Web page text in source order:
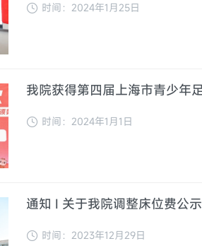
时间：2024年1月25日
时间：2024年1月1日
通知 I 关于我院调整床位费公示
时间：2023年12月29日